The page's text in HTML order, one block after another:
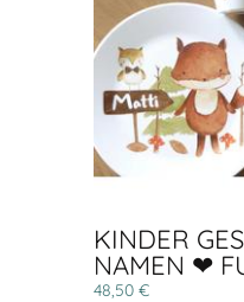
KINDER
NAMEN ❤
48,50 €